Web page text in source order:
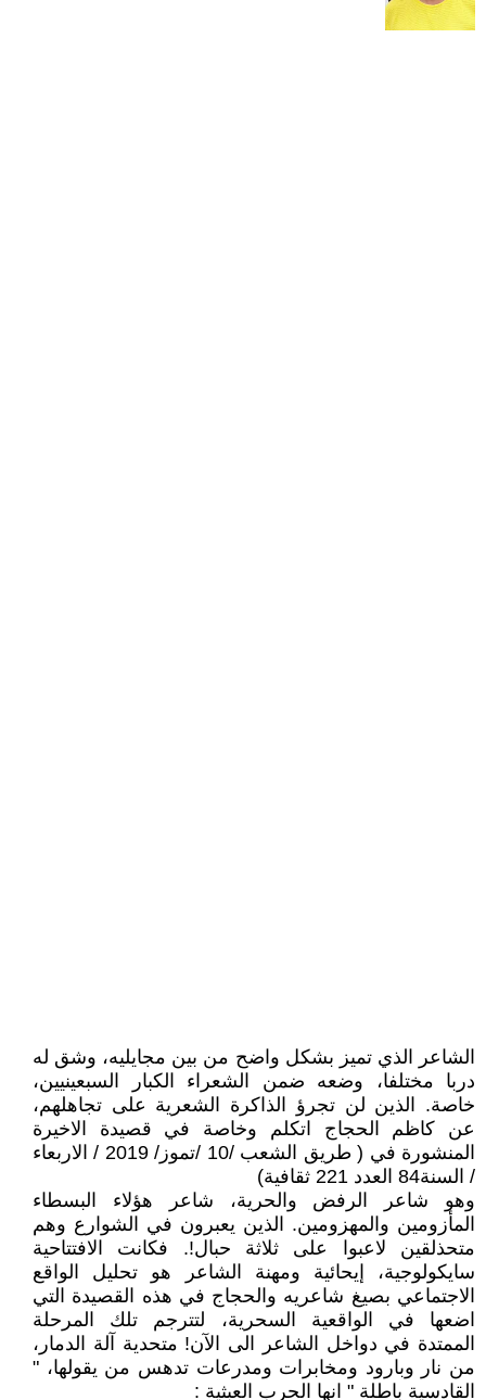
الشاعر الذي تميز بشكل واضح من بين مجايليه، وشق له
دربا مختلفا، وضعه ضمن الشعراء الكبار السبعينيين،
خاصة. الذين لن تجرؤ الذاكرة الشعرية على تجاهلهم،
عن كاظم الحجاج اتكلم وخاصة في قصيدة الاخيرة
المنشورة في ( طريق الشعب /10 /تموز/ 2019 / الاربعاء
/ السنة84 العدد 221 ثقافية)
وهو شاعر الرفض والحرية، شاعر هؤلاء البسطاء
المأزومين والمهزومين. الذين يعبرون في الشوارع وهم
متحذلقين لاعبوا على ثلاثة حبال!. فكانت الافتتاحية
سايكولوجية، إيحائية ومهنة الشاعر هو تحليل الواقع
الاجتماعي بصيغ شاعريه والحجاج في هذه القصيدة التي
اضعها في الواقعية السحرية، لتترجم تلك المرحلة
الممتدة في دواخل الشاعر الى الآن! متحدية آلة الدمار،
من نار وبارود ومخابرات ومدرعات تدهس من يقولها، "
القادسية باطلة " انها الحرب العبثية :